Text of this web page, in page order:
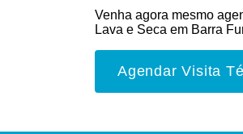
Venha agora mesmo
Lava e Seca em Barra
Agendar Visita